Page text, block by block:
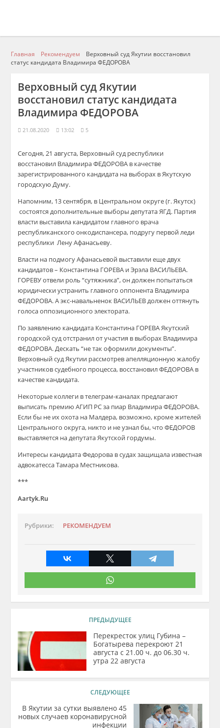
Главная Рекомендуем
Верховный суд Якутии восстановил
статус кандидата Владимира ФЕДОРОВА
Верховный суд Якутии
восстановил статус кандидата
Владимира ФЕДОРОВА
21.08.2020 13:02 5
Сегодня, 21 августа, Верховный суд республики
восстановил Владимира ФЕДОРОВА в качестве
зарегистрированного кандидата на выборах в Якутскую
городскую Думу.
Напомним, 13 сентября, в Центральном округе (г. Якутск)
состоятся дополнительные выборы депутата ЯГД. Партия
власти выставила кандидатом главного врача
республиканского онкодиспансера, подругу первой леди
республики Лену Афанасьеву.
Власти на подмогу Афанасьевой выставили еще двух
кандидатов – Константина ГОРЕВА и Эрэла ВАСИЛЬЕВА.
ГОРЕВУ отвели роль “сутяжника”, он должен попытаться
юридически устранить главного оппонента Владимира
ФЕДОРОВА. А экс-навальненок ВАСИЛЬЕВ должен оттянуть
голоса оппозиционного электората.
По заявлению кандидата Константина ГОРЕВА Якутский
городской суд отстранил от участия в выборах Владимира
ФЕДОРОВА. Дескать “не так оформили документы”.
Верховный суд Якутии рассмотрев апелляционную жалобу
участников судебного процесса, восстановил ФЕДОРОВА в
качестве кандидата.
Некоторые коллеги в телеграм-каналах предлагают
выписать премию АГИП РС за пиар Владимира ФЕДОРОВА.
Если бы не их охота на Малдера, возможно, кроме жителей
Центрального округа, никто и не узнал бы, что ФЕДОРОВ
выставляется на депутата Якутской гордумы.
Интересы кандидата Федорова в судах защищала известная
адвокатесса Тамара Местникова.
***
Aartyk.Ru
Рубрики: РЕКОМЕНДУЕМ
ПРЕДЫДУЩЕЕ
Перекресток улиц Губина –
Богатырева перекроют 21
августа с 21.00 ч. до 06.30 ч.
утра 22 августа
СЛЕДУЮЩЕЕ
В Якутии за сутки выявлено 45
новых случаев коронавирусной
инфекции